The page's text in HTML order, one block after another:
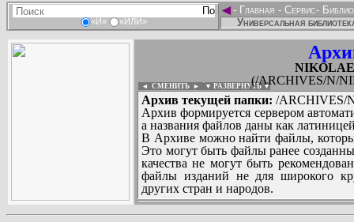
«И» «ИЛИ»
◄- Главная - Сервис-
Универсальная
(/ARCHIVES/N/
◄ СМЕНИТЬ ► ▼ РАЗВЕРНУТЬ ▼
Архив текущей папки: /ARCHIVES/
Архив формируется сервером
а названия файлов даны как
В Архиве можно найти файлы,
Это могут быть файлы ранее
качества не могут быть
файлы изданий не для широкого
других стран и народов.